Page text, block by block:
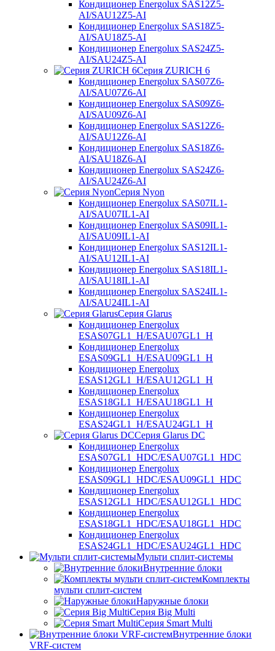
Кондиционер Energolux SAS12Z5-
AI/SAU12Z5-AI
Кондиционер Energolux SAS18Z5-
AI/SAU18Z5-AI
Кондиционер Energolux SAS24Z5-
AI/SAU24Z5-AI
Серия ZURICH 6
Кондиционер Energolux SAS07Z6-
AI/SAU07Z6-AI
Кондиционер Energolux SAS09Z6-
AI/SAU09Z6-AI
Кондиционер Energolux SAS12Z6-
AI/SAU12Z6-AI
Кондиционер Energolux SAS18Z6-
AI/SAU18Z6-AI
Кондиционер Energolux SAS24Z6-
AI/SAU24Z6-AI
Серия Nyon
Кондиционер Energolux SAS07IL1-
AI/SAU07IL1-AI
Кондиционер Energolux SAS09IL1-
AI/SAU09IL1-AI
Кондиционер Energolux SAS12IL1-
AI/SAU12IL1-AI
Кондиционер Energolux SAS18IL1-
AI/SAU18IL1-AI
Кондиционер Energolux SAS24IL1-
AI/SAU24IL1-AI
Серия Glarus
Кондиционер Energolux
ESAS07GL1_H/ESAU07GL1_H
Кондиционер Energolux
ESAS09GL1_H/ESAU09GL1_H
Кондиционер Energolux
ESAS12GL1_H/ESAU12GL1_H
Кондиционер Energolux
ESAS18GL1_H/ESAU18GL1_H
Кондиционер Energolux
ESAS24GL1_H/ESAU24GL1_H
Серия Glarus DC
Кондиционер Energolux
ESAS07GL1_HDC/ESAU07GL1_HDC
Кондиционер Energolux
ESAS09GL1_HDC/ESAU09GL1_HDC
Кондиционер Energolux
ESAS12GL1_HDC/ESAU12GL1_HDC
Кондиционер Energolux
ESAS18GL1_HDC/ESAU18GL1_HDC
Кондиционер Energolux
ESAS24GL1_HDC/ESAU24GL1_HDC
Мульти сплит-системы
Внутренние блоки
Комплекты
мульти сплит-систем
Наружные блоки
Серия Big Multi
Серия Smart Multi
Внутренние блоки
VRF-систем